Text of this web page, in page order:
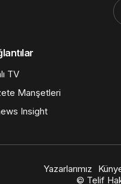
TV
Manşetleri
Insight
Yazarlarımız
© Telif